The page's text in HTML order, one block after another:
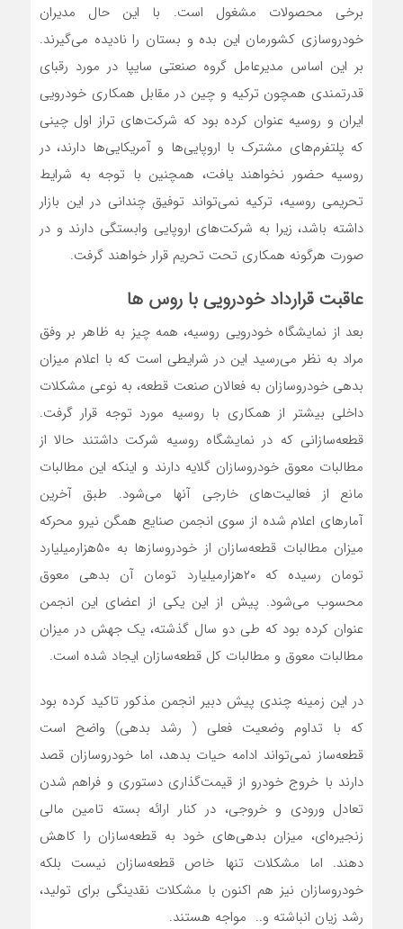
برخی محصولات مشغول است. با این حال مدیران
خودروسازی کشورمان این بده و بستان را نادیده می‌گیرند.
بر این اساس مدیرعامل گروه صنعتی سایپا در مورد رقبای
قدرتمندی همچون ترکیه و چین در مقابل همکاری خودرویی
ایران و روسیه عنوان کرده بود که شرکت‌های تراز اول چینی
که پلتفرم‌های مشترک با اروپایی‌ها و آمریکایی‌ها دارند، در
روسیه حضور نخواهند یافت، همچنین با توجه به شرایط
تحریمی روسیه، ترکیه نمی‌تواند توفیق چندانی در این بازار
داشته باشد، زیرا به شرکت‌های اروپایی وابستگی دارند و در
صورت هرگونه همکاری تحت تحریم قرار خواهند گرفت.
عاقبت قرارداد خودرویی با روس ها
بعد از نمایشگاه خودرویی روسیه، همه چیز به ظاهر بر وفق
مراد به نظر می‌رسید این در شرایطی است که با اعلام میزان
بدهی خودروسازان به فعالان صنعت قطعه، به نوعی مشکلات
داخلی بیشتر از همکاری با روسیه مورد توجه قرار گرفت.
قطعه‌سازانی که در نمایشگاه روسیه شرکت داشتند حالا از
مطالبات معوق خودروسازان گلایه دارند و اینکه این مطالبات
مانع از فعالیت‌های خارجی آنها می‌شود. طبق آخرین
آمارهای اعلام شده از سوی انجمن صنایع همگن نیرو محرکه
میزان مطالبات قطعه‌‌‌سازان از خودروسازها به ۵۰هزار‌میلیارد
تومان رسیده که ۲۰هزار‌میلیارد تومان آن بدهی‌‌‌ معوق
محسوب می‌شود. پیش از این یکی از اعضای این انجمن
عنوان کرده بود که طی دو سال گذشته، یک جهش در میزان
مطالبات معوق و مطالبات کل قطعه‌‌‌سازان ایجاد شده است.
در این زمینه چندی پیش دبیر انجمن مذکور تاکید کرده بود
که با تداوم وضعیت فعلی ( رشد بدهی) واضح است
قطعه‌‌‌ساز نمی‌تواند ادامه حیات بدهد، اما خودروسازان قصد
دارند با خروج خودرو از قیمت‌گذاری دستوری و فراهم شدن
تعادل ورودی و خروجی، در کنار ارائه بسته تامین مالی
زنجیره‌‌‌ای، میزان بدهی‌‌‌های خود به قطعه‌‌‌سازان را کاهش
دهند. اما مشکلات تنها خاص قطعه‌سازان نیست بلکه
خودروسازان نیز هم اکنون با مشکلات نقدینگی برای تولید،
رشد زیان انباشته و.. مواجه هستند.